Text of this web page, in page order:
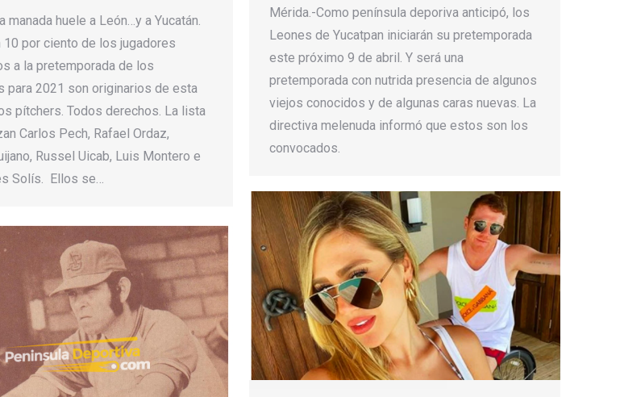
manada huele a León…y a Yucatán.
10 por ciento de los jugadores
a la pretemporada de los
para 2021 son originarios de esta
pítchers. Todos derechos. La lista
Carlos Pech, Rafael Ordaz,
Russel Uicab, Luis Montero e
Solís. Ellos se…
Mérida.-Como península deporiva anticipó, los
Leones de Yucatpan iniciarán su pretemporada
este próximo 9 de abril. Y será una
pretemporada con nutrida presencia de algunos
viejos conocidos y de algunas caras nuevas. La
directiva melenuda informó que estos son los
convocados.